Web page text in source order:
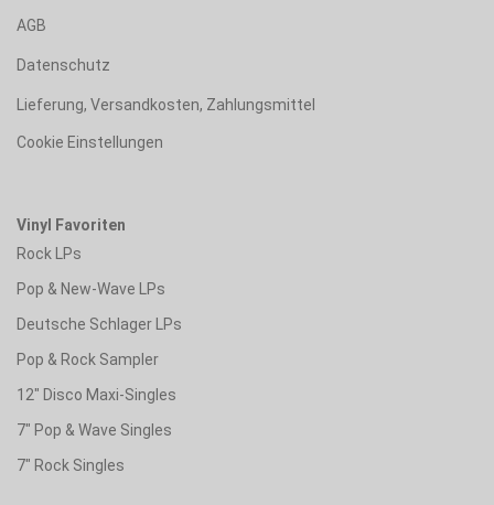
AGB
Datenschutz
Lieferung, Versandkosten, Zahlungsmittel
Cookie Einstellungen
Vinyl Favoriten
Rock LPs
Pop & New-Wave LPs
Deutsche Schlager LPs
Pop & Rock Sampler
12" Disco Maxi-Singles
7" Pop & Wave Singles
7" Rock Singles